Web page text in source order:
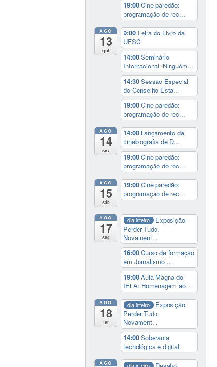
19:00Cine paredão:
programação de rec...
AGO
13
qui
9:00 Feira do Livro da
UFSC
14:00Seminário
Internacional ‘Ninguém...
14:30Sessão Especial
do Conselho Esta...
19:00Cine paredão:
programação de rec...
AGO
14
sex
14:00 Lançamento da
cinebiografia de D...
19:00Cine paredão:
programação de rec...
AGO
15
sáb
19:00Cine paredão:
programação de rec...
AGO
17
seg
dia inteiro
Exposição:
Perder Tudo.
Novament...
16:00Curso de formação
em Jornalismo ...
19:00Aula Magna do
IELA: Homenagem ao...
AGO
18
ter
dia inteiro
Exposição:
Perder Tudo.
Novament...
14:00Soberania
tecnológica e digital
AGO dia inteiro